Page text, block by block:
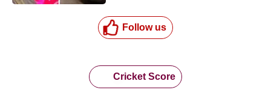
Follow us
Cricket Score